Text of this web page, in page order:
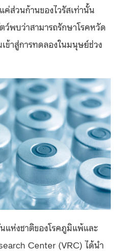
ส่วนก้านของไวรัสเท่านั้น
พบว่าสามารถรักษาโรคหวัด
ข้าสู่การทดลองในมนุษย์ช่วง
ห่งชาติของโรคภูมิแพ้และ
Center (VRC) ได้นำ